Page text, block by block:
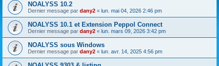
NOALYSS 10.2
Dernier message par dany2 « lun. mai 04, 2026 2:46 pm
NOALYSS 10.1 et Extension Peppol Connect
Dernier message par dany2 « lun. mars 09, 2026 3:42 pm
NOALYSS sous Windows
Dernier message par dany2 « lun. avr. 14, 2025 4:56 pm